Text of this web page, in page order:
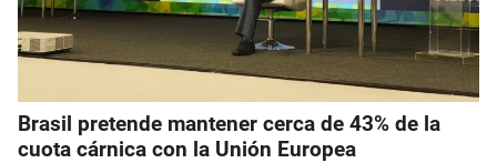
Brasil pretende mantener cerca de 43% de la
cuota cárnica con la Unión Europea